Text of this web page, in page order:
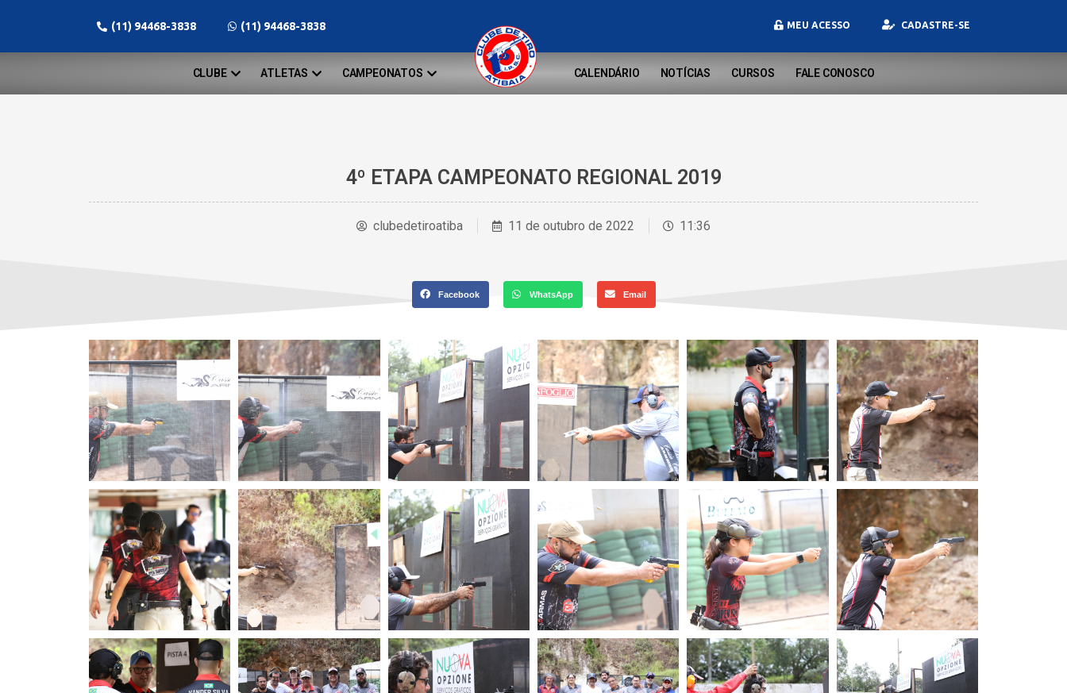
(11) 94468-3838 (11) 94468-3838 MEU ACESSO CADASTRE-SE
CLUBE ATLETAS CAMPEONATOS CALENDÁRIO NOTÍCIAS CURSOS FALE CONOSCO
4º ETAPA CAMPEONATO REGIONAL 2019
clubedetiroatiba 11 de outubro de 2022 11:36
Facebook WhatsApp Email